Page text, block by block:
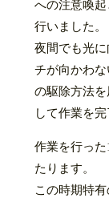
への注意喚
行いました。
夜間でも光
チが向かわ
の駆除方法
して作業を完
作業を行っ
たります。
この時期特